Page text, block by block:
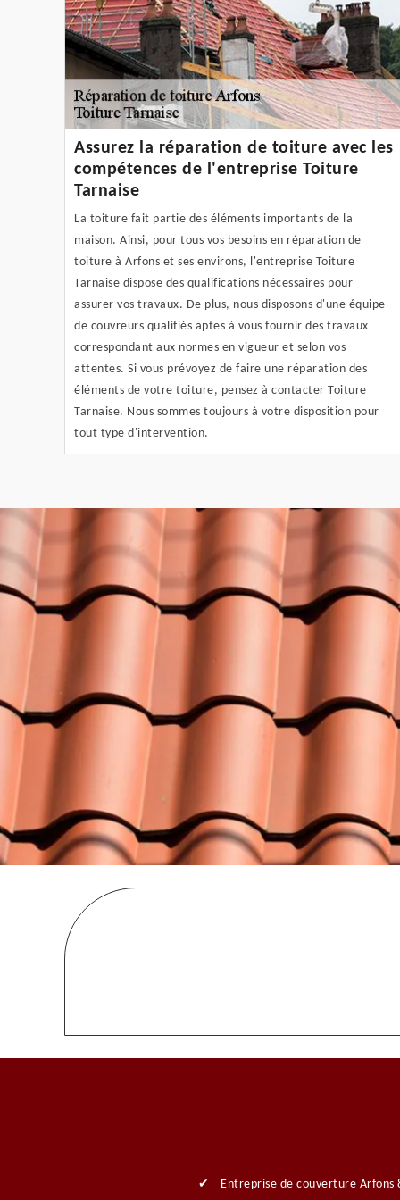
Assurez la réparation de toiture avec les
compétences de l'entreprise Toiture
Tarnaise
La toiture fait partie des éléments importants de la
maison. Ainsi, pour tous vos besoins en réparation de
toiture à Arfons et ses environs, l'entreprise Toiture
Tarnaise dispose des qualifications nécessaires pour
assurer vos travaux. De plus, nous disposons d'une équipe
de couvreurs qualifiés aptes à vous fournir des travaux
correspondant aux normes en vigueur et selon vos
attentes. Si vous prévoyez de faire une réparation des
éléments de votre toiture, pensez à contacter Toiture
Tarnaise. Nous sommes toujours à votre disposition pour
tout type d'intervention.
Entreprise de couverture Arfons